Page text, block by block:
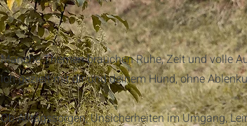
​Manche Themen brauchen Ruhe, Zeit und volle
ich gezielt mit dir und deinem Hund, ohne
Ob Alltagssorgen, Unsicherheiten im Umgang,